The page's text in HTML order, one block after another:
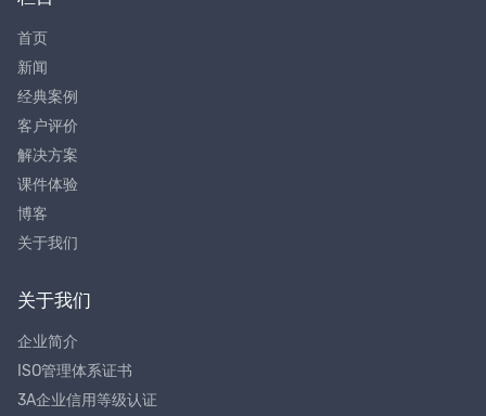
首页
新闻
经典案例
客户评价
解决方案
课件体验
博客
关于我们
关于我们
企业简介
ISO管理体系证书
3A企业信用等级认证